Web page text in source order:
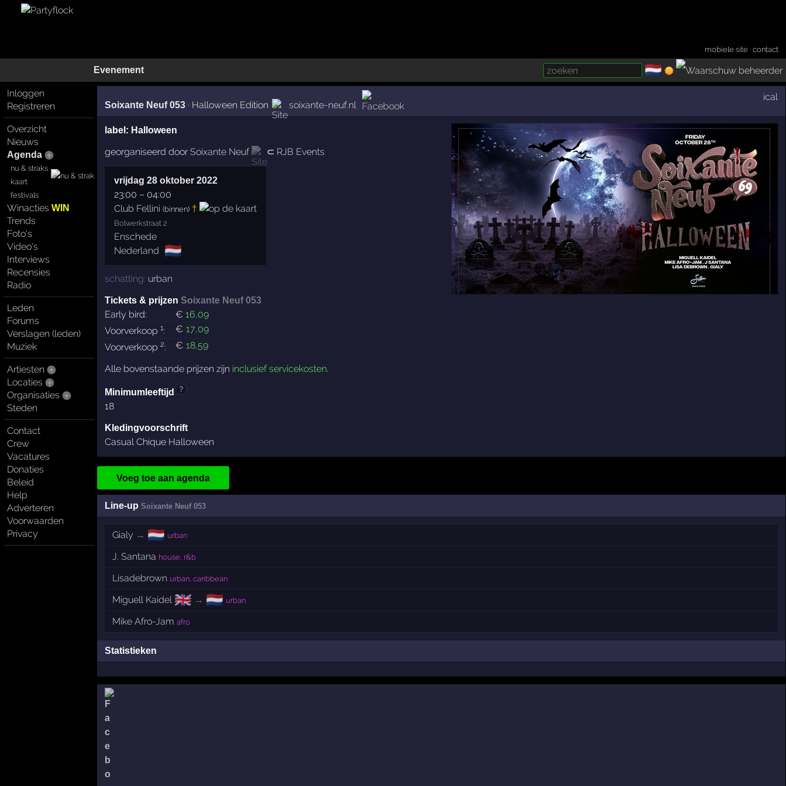
mobiele site ·contact
Evenement 🇳🇱
Inloggen
Registreren
Overzicht
Nieuws
Agenda
nu & straks
kaart
festivals
WinactiesWIN
Trends
Foto's
Video's
Interviews
Recensies
Radio
Leden
Forums
Verslagen (leden)
Muziek
Artiesten
Locaties
Organisaties
Steden
Contact
Crew
Vacatures
Donaties
Beleid
Help
Adverteren
Voorwaarden
Privacy
Soixante Neuf 053· Halloween Edition soixante-neuf.nl
ical
label: Halloween
georganiseerd door Soixante Neuf ⊂ RJB Events
vrijdag 28 oktober 2022
23:00 – 04:00
Club Fellini (binnen) †
Bolwerkstraat 2
Enschede
Nederland 🇳🇱
schatting: urban
Tickets & prijzen Soixante Neuf 053
Early bird: € 16,09
Voorverkoop 1: € 17,09
Voorverkoop 2: € 18,59
Alle bovenstaande prijzen zijn inclusief servicekosten.
Minimumleeftijd ?
18
Kledingvoorschrift
Casual Chique Halloween
Voeg toe aan agenda
Line-up Soixante Neuf 053
Gialy → 🇳🇱 urban
J. Santana house, r&b
Lisadebrown urban, caribbean
Miguell Kaidel 🇬🇧 → 🇳🇱 urban
Mike Afro-Jam afro
Statistieken